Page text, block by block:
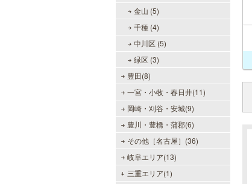
金山 (5)
千種 (4)
中川区 (5)
緑区 (3)
豊田(8)
一宮・小牧・春日井(11)
岡崎・刈谷・安城(9)
豊川・豊橋・蒲郡(6)
その他［名古屋］(36)
岐阜エリア(13)
三重エリア(1)